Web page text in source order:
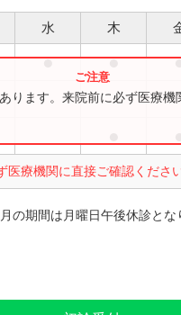
水 木
● ●
療機関に直接ご確認ください
ります。来院前に必ず医療機
の期間は月曜日午後休診とな